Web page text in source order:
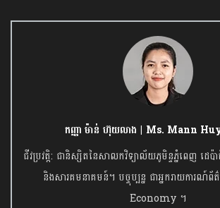
កញ្ញា ម៉ាន់ ហ៊ុយលាង | Ms. Mann
ជីវប្រវត្តិ: ជានិស្សិតនៃសាលកវិទ្យាល័យភូមិន្ទភ្នំពេញ ដេប៉ា
និងសារគមនាគមន៍។ បច្ចុប្បន្ន ជាអ្នករាយការណ៍
Economy ។